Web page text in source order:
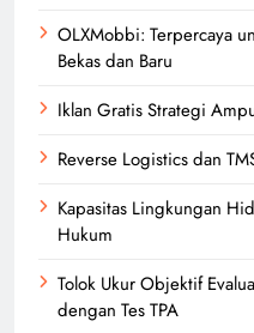
OLXMobbi: Terpercaya
Bekas dan Baru
Iklan Gratis Strategi
Reverse Logistics dan
Kapasitas Lingkungan
Hukum
Tolok Ukur Objektif
dengan Tes TPA